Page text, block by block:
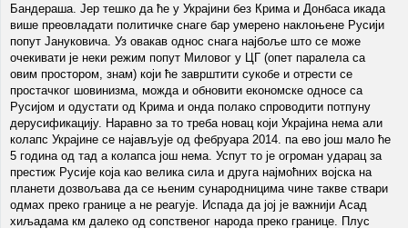
Бандераша. Јер тешко да ће у Украјини без Крима и Донбаса икада
више преовладати политичке снаге бар умерено наклоњене Русији
попут Јануковича. Уз овакав однос снага најбоље што се може
очекивати је неки режим попут Миловог у ЦГ (опет паралела са
овим простором, знам) који ће заврштити сукобе и отрести се
простачког шовинизма, можда и обновити економске односе са
Русијом и одустати од Крима и онда полако спроводити потпуну
дерусификацију. Наравно за то треба новац који Украјина нема али
колапс Украјине се најављује од фебруара 2014. па ево још мало ће
5 година од тад а колапса још нема. Успут то је огроман ударац за
престиж Русије која као велика сила и друга најмоћних војска на
планети дозвољава да се њеним сународницима чине такве ствари
одмах преко границе а не реагује. Испада да јој је важнији Асад
хиљадама км далеко од сопственог народа преко границе. Плус